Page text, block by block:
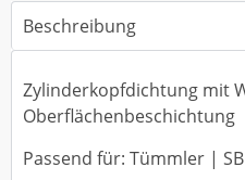
Beschreibung
Zylinderkopfdichtung mit
Oberflächenbeschichtung
Passend für: Tümmler |